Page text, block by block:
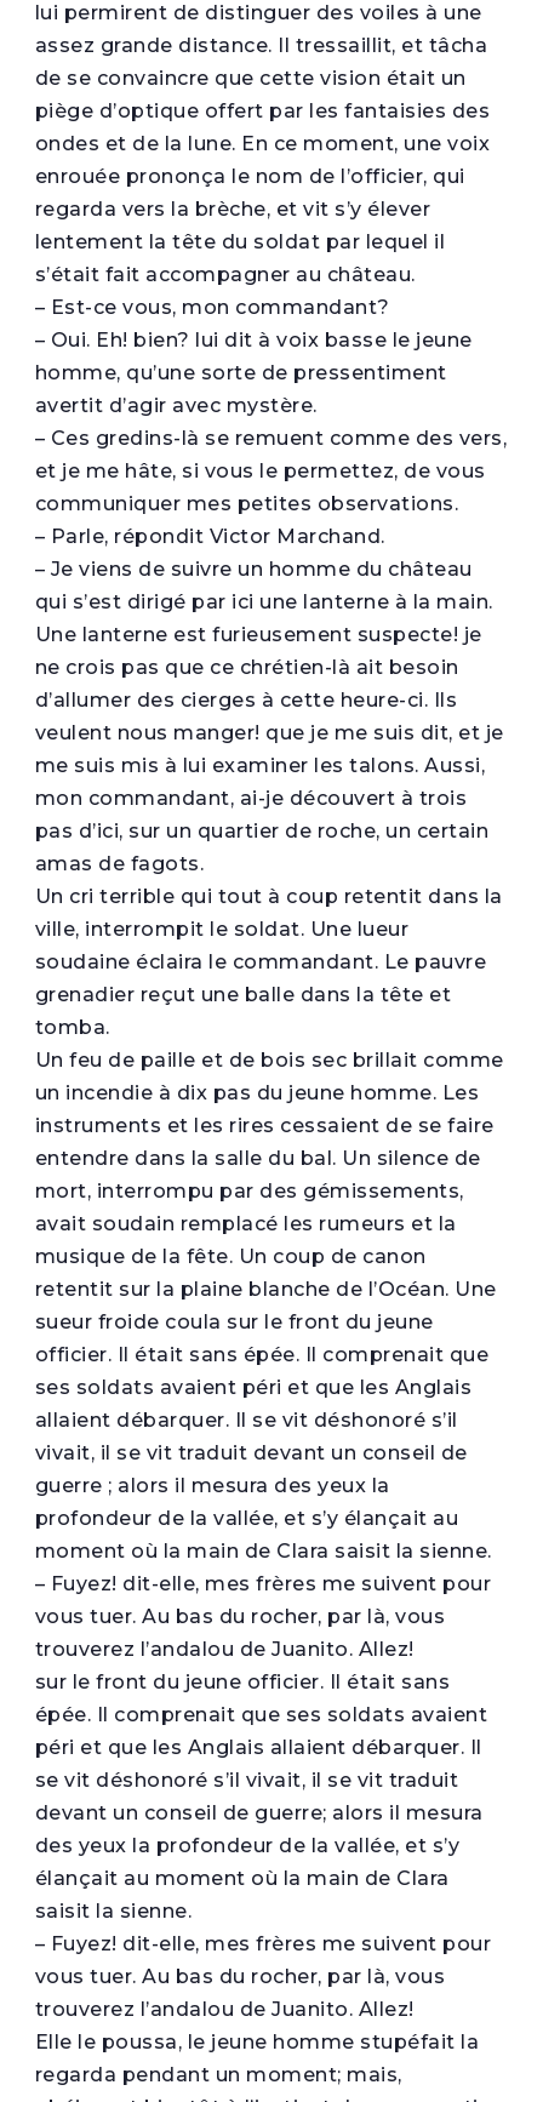
lui permirent de distinguer des voiles à une
assez grande distance. Il tressaillit, et tâcha
de se convaincre que cette vision était un
piège d’optique offert par les fantaisies des
ondes et de la lune. En ce moment, une voix
enrouée prononça le nom de l’officier, qui
regarda vers la brèche, et vit s’y élever
lentement la tête du soldat par lequel il
s’était fait accompagner au château.
– Est-ce vous, mon commandant?
– Oui. Eh! bien? lui dit à voix basse le jeune
homme, qu’une sorte de pressentiment
avertit d’agir avec mystère.
– Ces gredins-là se remuent comme des vers,
et je me hâte, si vous le permettez, de vous
communiquer mes petites observations.
– Parle, répondit Victor Marchand.
– Je viens de suivre un homme du château
qui s’est dirigé par ici une lanterne à la main.
Une lanterne est furieusement suspecte! je
ne crois pas que ce chrétien-là ait besoin
d’allumer des cierges à cette heure-ci. Ils
veulent nous manger! que je me suis dit, et je
me suis mis à lui examiner les talons. Aussi,
mon commandant, ai-je découvert à trois
pas d’ici, sur un quartier de roche, un certain
amas de fagots.
Un cri terrible qui tout à coup retentit dans la
ville, interrompit le soldat. Une lueur
soudaine éclaira le commandant. Le pauvre
grenadier reçut une balle dans la tête et
tomba.
Un feu de paille et de bois sec brillait comme
un incendie à dix pas du jeune homme. Les
instruments et les rires cessaient de se faire
entendre dans la salle du bal. Un silence de
mort, interrompu par des gémissements,
avait soudain remplacé les rumeurs et la
musique de la fête. Un coup de canon
retentit sur la plaine blanche de l’Océan. Une
sueur froide coula sur le front du jeune
officier. Il était sans épée. Il comprenait que
ses soldats avaient péri et que les Anglais
allaient débarquer. Il se vit déshonoré s’il
vivait, il se vit traduit devant un conseil de
guerre ; alors il mesura des yeux la
profondeur de la vallée, et s’y élançait au
moment où la main de Clara saisit la sienne.
– Fuyez! dit-elle, mes frères me suivent pour
vous tuer. Au bas du rocher, par là, vous
trouverez l’andalou de Juanito. Allez!
sur le front du jeune officier. Il était sans
épée. Il comprenait que ses soldats avaient
péri et que les Anglais allaient débarquer. Il
se vit déshonoré s’il vivait, il se vit traduit
devant un conseil de guerre; alors il mesura
des yeux la profondeur de la vallée, et s’y
élançait au moment où la main de Clara
saisit la sienne.
– Fuyez! dit-elle, mes frères me suivent pour
vous tuer. Au bas du rocher, par là, vous
trouverez l’andalou de Juanito. Allez!
Elle le poussa, le jeune homme stupéfait la
regarda pendant un moment; mais,